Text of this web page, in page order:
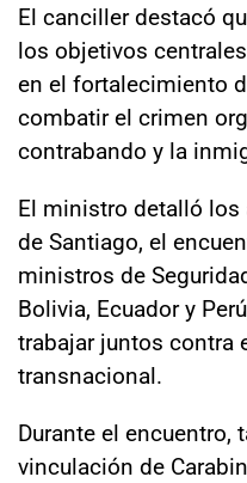
El canciller destacó
los objetivos
en el fortalecimiento
combatir el crimen
contrabando y la
El ministro detalló
de Santiago, el
ministros de
Bolivia, Ecuador y
trabajar juntos contra
transnacional.
Durante el encuentro,
vinculación de